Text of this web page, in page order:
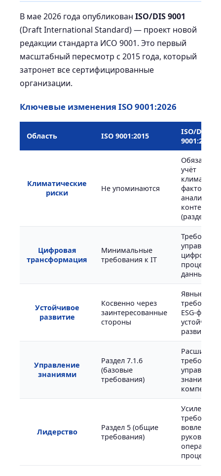
В мае 2026 года опубликован ISO/DIS 9001
(Draft International Standard) — проект новой
редакции стандарта ИСО 9001. Это первый
масштабный пересмотр с 2015 года, который
затронет все сертифицированные
организации.
Ключевые изменения ISO 9001:2026
Область ISO 9001:2015
ISO/DIS
9001:2026
Климатические
риски
Не упоминаются
учёт
факторов
анализе
контекста
(раздел 4)
Цифровая
трансформация
Минимальные
требования к IT
данными
Устойчивое
развитие
Косвенно через
заинтересованные
стороны
Явные
ESG-
развитию
Управление
знаниями
Раздел 7.1.6
(базовые
требования)
знаниями
Лидерство
Раздел 5 (общие
требования)
Усиление
процессы